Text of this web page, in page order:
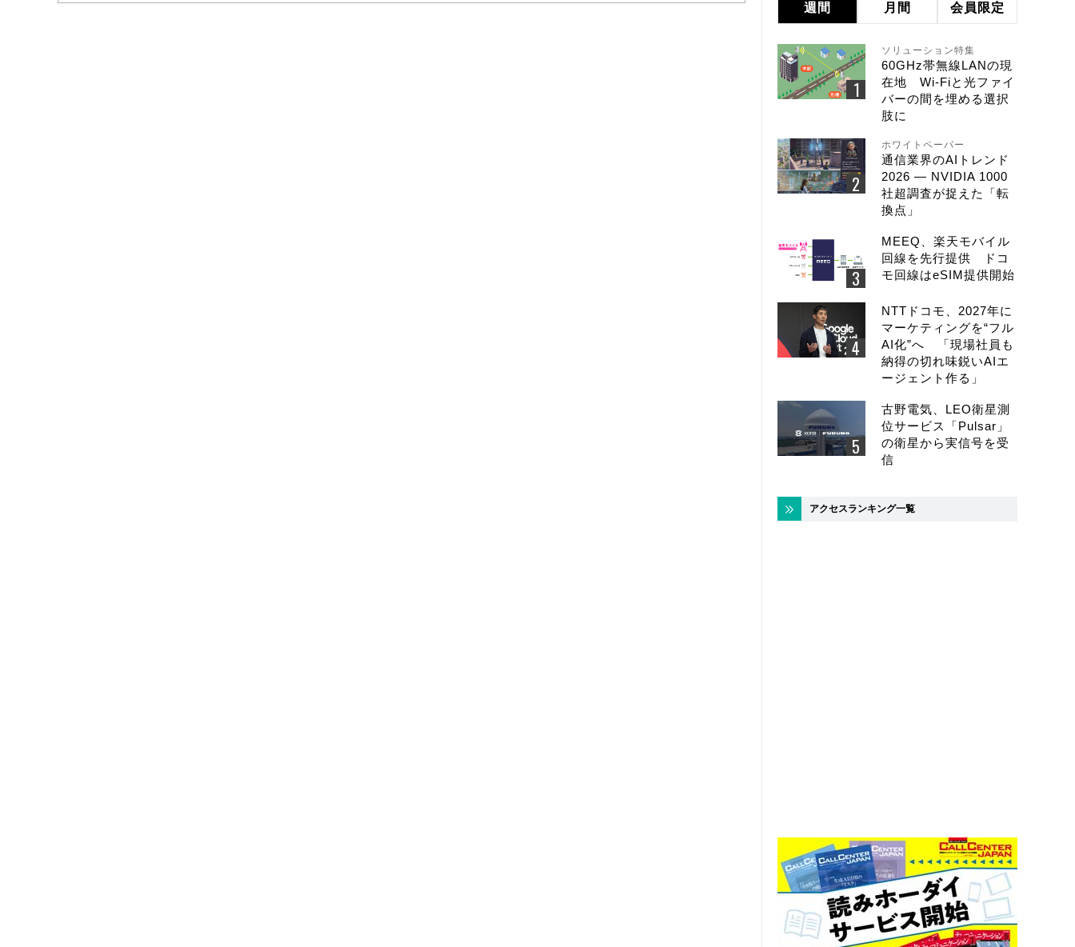
週間 月間 会員限定
ソリューション特集
60GHz帯無線LANの現
在地 Wi-Fiと光ファイ
バーの間を埋める選択
肢に
ホワイトペーパー
通信業界のAIトレンド
2026 ― NVIDIA 1000
社超調査が捉えた「転
換点」
MEEQ、楽天モバイル
回線を先行提供 ドコ
モ回線はeSIM提供開始
NTTドコモ、2027年に
マーケティングを“フル
AI化”へ 「現場社員も
納得の切れ味鋭いAIエ
ージェント作る」
古野電気、LEO衛星測
位サービス「Pulsar」
の衛星から実信号を受
信
アクセスランキング一覧